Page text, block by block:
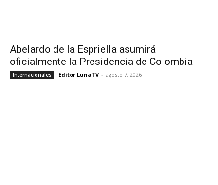
Abelardo de la Espriella asumirá
oficialmente la Presidencia de Colombia
Internacionales Editor LunaTV - agosto 7, 2026